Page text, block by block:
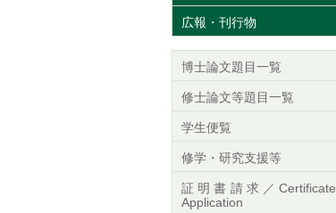
広報・刊行物
博士論文題目一覧
修士論文等題目一覧
学生便覧
修学・研究支援等
証明書請求／Certificate
Application